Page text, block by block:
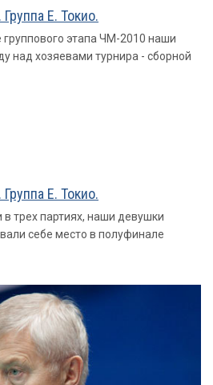
E. Токио.
этапа ЧМ-2010 наши
над хозяевами турнира - сборной
E. Токио.
трех партиях, наши девушки
себе место в полуфинале